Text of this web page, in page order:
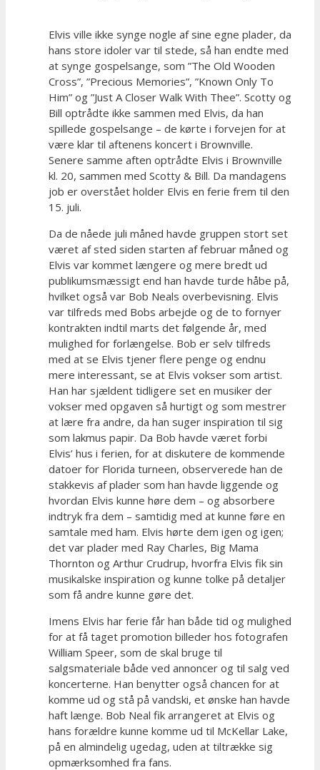
Elvis ville ikke synge nogle af sine egne plader, da
hans store idoler var til stede, så han endte med
at synge gospelsange, som ”The Old Wooden
Cross”, ”Precious Memories”, ”Known Only To
Him” og ”Just A Closer Walk With Thee”. Scotty og
Bill optrådte ikke sammen med Elvis, da han
spillede gospelsange – de kørte i forvejen for at
være klar til aftenens koncert i Brownville.
Senere samme aften optrådte Elvis i Brownville
kl. 20, sammen med Scotty & Bill. Da mandagens
job er overstået holder Elvis en ferie frem til den
15. juli.
Da de nåede juli måned havde gruppen stort set
været af sted siden starten af februar måned og
Elvis var kommet længere og mere bredt ud
publikumsmæssigt end han havde turde håbe på,
hvilket også var Bob Neals overbevisning. Elvis
var tilfreds med Bobs arbejde og de to fornyer
kontrakten indtil marts det følgende år, med
mulighed for forlængelse. Bob er selv tilfreds
med at se Elvis tjener flere penge og endnu
mere interessant, se at Elvis vokser som artist.
Han har sjældent tidligere set en musiker der
vokser med opgaven så hurtigt og som mestrer
at lære fra andre, da han suger inspiration til sig
som lakmus papir. Da Bob havde været forbi
Elvis’ hus i ferien, for at diskutere de kommende
datoer for Florida turneen, observerede han de
stakkevis af plader som han havde liggende og
hvordan Elvis kunne høre dem – og absorbere
indtryk fra dem – samtidig med at kunne føre en
samtale med ham. Elvis hørte dem igen og igen;
det var plader med Ray Charles, Big Mama
Thornton og Arthur Crudrup, hvorfra Elvis fik sin
musikalske inspiration og kunne tolke på detaljer
som få andre kunne gøre det.
Imens Elvis har ferie får han både tid og mulighed
for at få taget promotion billeder hos fotografen
William Speer, som de skal bruge til
salgsmateriale både ved annoncer og til salg ved
koncerterne. Han benytter også chancen for at
komme ud og stå på vandski, et ønske han havde
haft længe. Bob Neal fik arrangeret at Elvis og
hans forældre kunne komme ud til McKellar Lake,
på en almindelig ugedag, uden at tiltrække sig
opmærksomhed fra fans.